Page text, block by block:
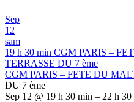
Sep
12
sam
19 h 30 min CGM PARIS –
TERRASSE DU 7 ème
CGM PARIS – FETE DU
DU 7 ème
Sep 12 @ 19 h 30 min – 22 h 30